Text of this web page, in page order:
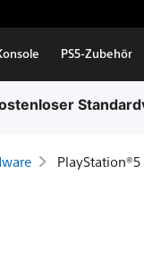
PS5-Zubehör